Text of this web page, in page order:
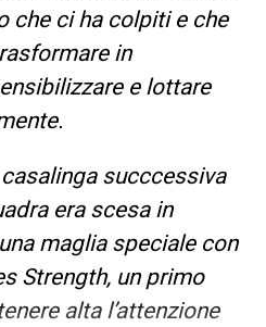
che ci ha colpiti e che
in
e lottare
succcessiva
era scesa in
maglia speciale con
Strength, un primo
alta l’attenzione